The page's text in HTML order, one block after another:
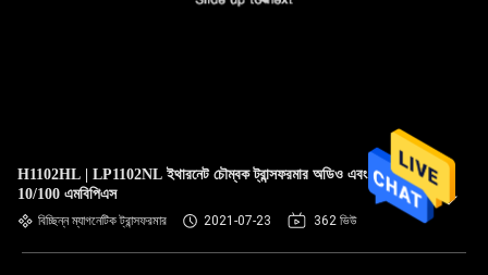
H1102HL | LP1102NL ইথারনেট চৌম্বক ট্রান্সফরমার অডিও এবং সংকেত
10/100 এমবিপিএস
বিচ্ছিন্ন ম্যাগনেটিক ট্রান্সফরমার 2021-07-23 362 ভিউ